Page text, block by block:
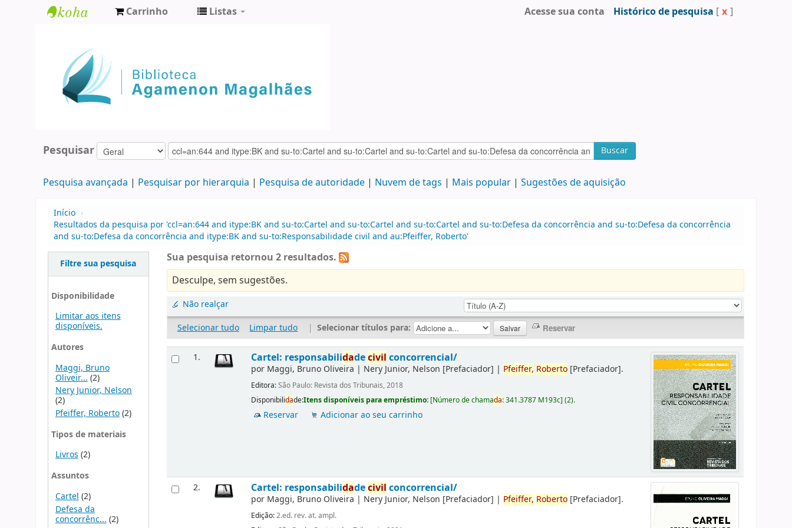
Agamenon
Magalhães
Carrinho Listas Acesse sua conta Histórico de pesquisa [ x ]
Pesquisar Buscar
Pesquisa avançada Pesquisar por hierarquia Pesquisa de autoridade Nuvem de tags Mais popular Sugestões de aquisição
Início ›
Resultados da pesquisa por 'ccl=an:644 and itype:BK and su-to:Cartel and su-to:Cartel and su-to:Cartel and su-to:Defesa da concorrência and su-to:Defesa da concorrência
and su-to:Defesa da concorrência and itype:BK and su-to:Responsabilidade civil and au:Pfeiffer, Roberto'
Filtre sua pesquisa
Disponibilidade
Limitar aos itens
disponíveis.
Autores
Maggi, Bruno
Oliveir... (2)
Nery Junior, Nelson
(2)
Pfeiffer, Roberto(2)
Tipos de materiais
Livros(2)
Assuntos
Cartel (2)
Defesa da
concorrênc... (2)
Sua pesquisa retornou 2 resultados.
Desculpe, sem sugestões.
Não realçar
Selecionar tudo
Limpar tudo | Selecionar títulos para:
1. Cartel: responsabilidadecivil concorrencial/
por Maggi, Bruno Oliveira | Nery Junior, Nelson [Prefaciador] | Pfeiffer, Roberto [Prefaciador].
Editora:São Paulo: Revista dos Tribunais, 2018
Disponibilidade:Itens disponíveis para empréstimo: [Número de chamada:341.3787 M193c](2).
Reservar Adicionar ao seu carrinho
2. Cartel: responsabilidadecivil concorrencial/
por Maggi, Bruno Oliveira | Nery Junior, Nelson [Prefaciador] | Pfeiffer, Roberto [Prefaciador].
Edição:2.ed. rev. at. ampl.